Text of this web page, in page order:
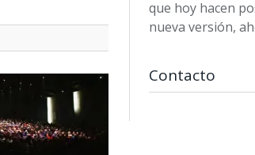
que hoy hacen
nueva versión,
Contacto